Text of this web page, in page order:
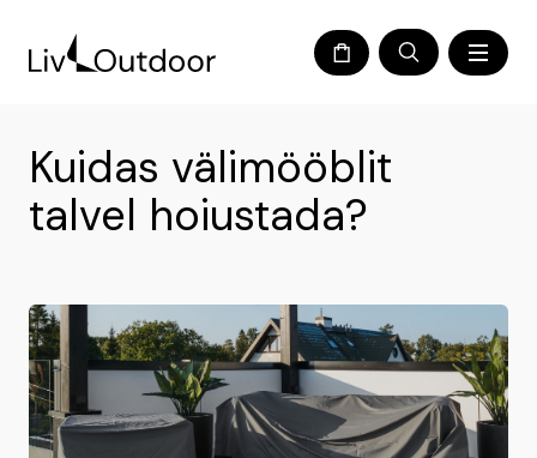
Kuidas välimööblit
talvel hoiustada?